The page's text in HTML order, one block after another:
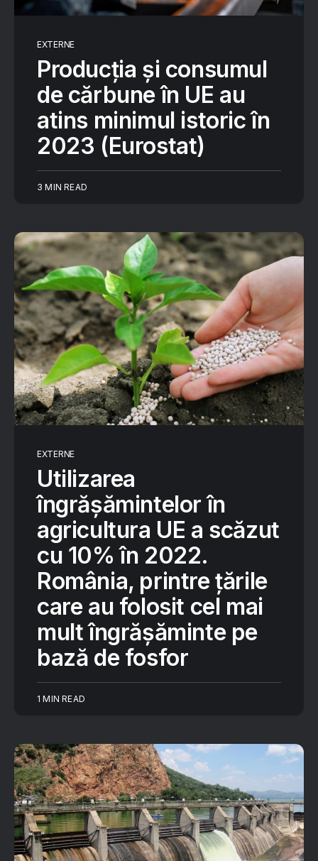
EXTERNE
Producţia şi consumul
de cărbune în UE au
atins minimul istoric în
2023 (Eurostat)
3 MIN READ
EXTERNE
Utilizarea
îngrășămintelor în
agricultura UE a scăzut
cu 10% în 2022.
România, printre țările
care au folosit cel mai
mult îngrășăminte pe
bază de fosfor
1 MIN READ